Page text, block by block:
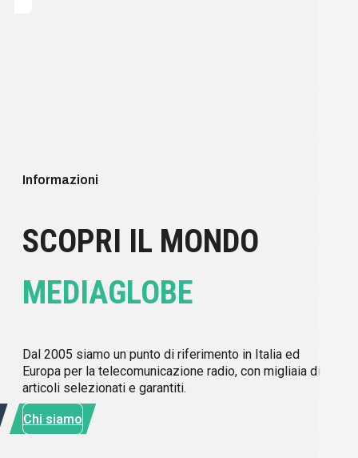
Informazioni
SCOPRI IL MONDO
MEDIAGLOBE
Dal 2005 siamo un punto di riferimento in Italia ed
Europa per la telecomunicazione radio, con migliaia di
articoli selezionati e garantiti.
Chi siamo